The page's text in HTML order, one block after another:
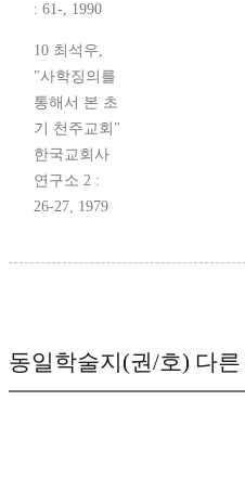
: 61-, 1990
10 최석우,
"사학징의를
통해서 본 초
기 천주교회"
한국교회사
연구소 2 :
26-27, 1979
동일학술지(권/호) 다른